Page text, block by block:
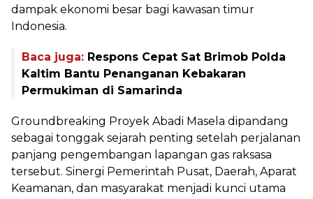
dampak ekonomi besar bagi kawasan timur
Indonesia.
Baca juga: Respons Cepat Sat Brimob Polda
Kaltim Bantu Penanganan Kebakaran
Permukiman di Samarinda
Groundbreaking Proyek Abadi Masela dipandang
sebagai tonggak sejarah penting setelah perjalanan
panjang pengembangan lapangan gas raksasa
tersebut. Sinergi Pemerintah Pusat, Daerah, Aparat
Keamanan, dan masyarakat menjadi kunci utama